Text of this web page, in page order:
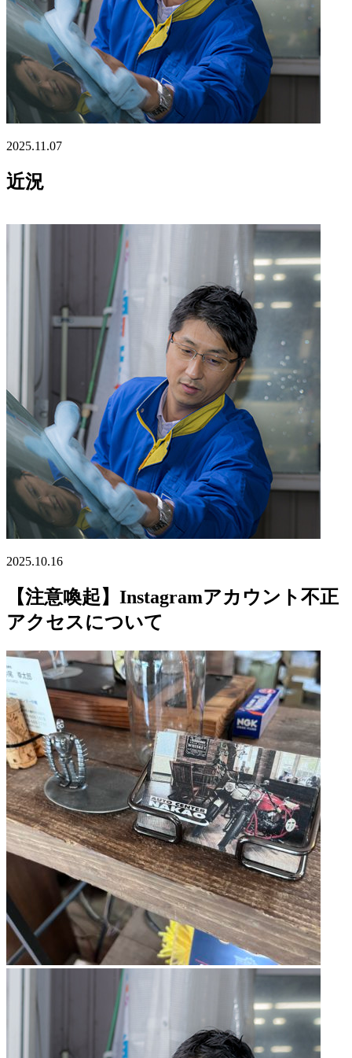
2025.11.07
近況
2025.10.16
【注意喚起】Instagramアカウント不正
アクセスについて